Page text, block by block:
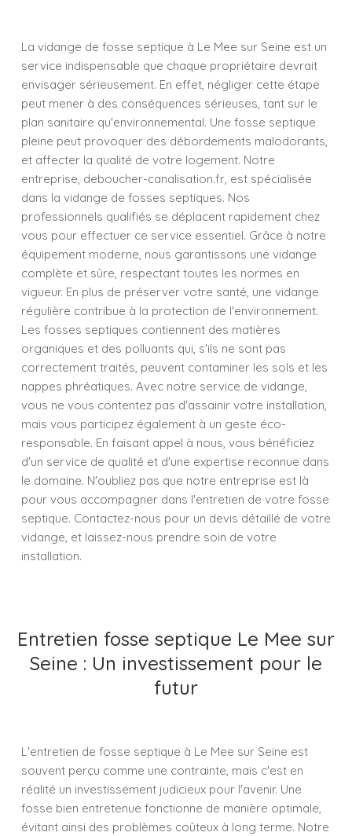
La vidange de fosse septique à Le Mee sur Seine est un
service indispensable que chaque propriétaire devrait
envisager sérieusement. En effet, négliger cette étape
peut mener à des conséquences sérieuses, tant sur le
plan sanitaire qu'environnemental. Une fosse septique
pleine peut provoquer des débordements malodorants,
et affecter la qualité de votre logement. Notre
entreprise, deboucher-canalisation.fr, est spécialisée
dans la vidange de fosses septiques. Nos
professionnels qualifiés se déplacent rapidement chez
vous pour effectuer ce service essentiel. Grâce à notre
équipement moderne, nous garantissons une vidange
complète et sûre, respectant toutes les normes en
vigueur. En plus de préserver votre santé, une vidange
régulière contribue à la protection de l'environnement.
Les fosses septiques contiennent des matières
organiques et des polluants qui, s'ils ne sont pas
correctement traités, peuvent contaminer les sols et les
nappes phréatiques. Avec notre service de vidange,
vous ne vous contentez pas d'assainir votre installation,
mais vous participez également à un geste éco-
responsable. En faisant appel à nous, vous bénéficiez
d'un service de qualité et d'une expertise reconnue dans
le domaine. N'oubliez pas que notre entreprise est là
pour vous accompagner dans l'entretien de votre fosse
septique. Contactez-nous pour un devis détaillé de votre
vidange, et laissez-nous prendre soin de votre
installation.
Entretien fosse septique Le Mee sur
Seine : Un investissement pour le
futur
L'entretien de fosse septique à Le Mee sur Seine est
souvent perçu comme une contrainte, mais c'est en
réalité un investissement judicieux pour l'avenir. Une
fosse bien entretenue fonctionne de manière optimale,
évitant ainsi des problèmes coûteux à long terme. Notre